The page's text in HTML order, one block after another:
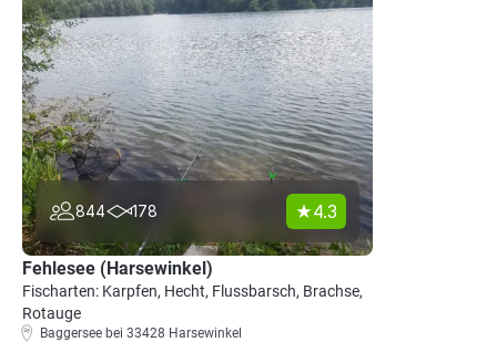
844 178 4.3
Fehlesee (Harsewinkel)
Fischarten: Karpfen, Hecht, Flussbarsch, Brachse,
Rotauge
Baggersee bei 33428 Harsewinkel